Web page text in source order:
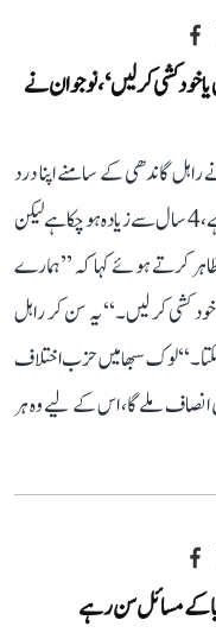
یا خودکشی کر لیں‘، نوجوان نے
گاندھی کے سامنے اپنا درد
بیان کرتے ہوئے بتایا کہ وہ بی ایڈ اور سی ٹیٹ کر چکا ہے، 4 سال سے زیادہ ہو چکا ہے لیکن
کرتے ہوئے کہا کہ ’’ہمارے
خود کشی کر لیں۔‘‘ یہ سن کر راہل
لوک سبھا میں حزب اختلاف
انصاف ملے گا، اس کے لیے وہ ہر
کے مسائل سن رہے